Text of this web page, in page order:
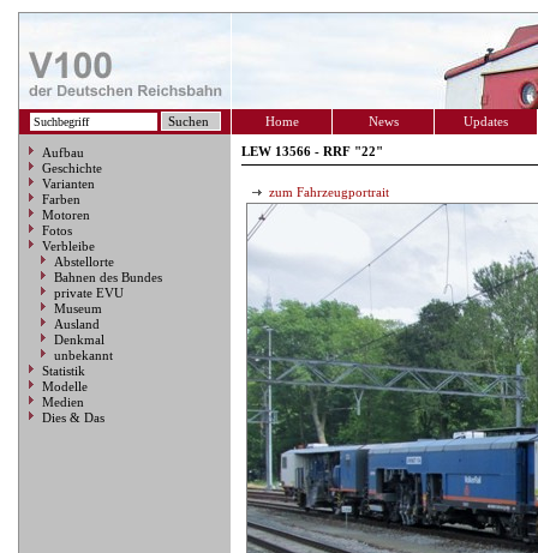
Home News Updates
Aufbau
Geschichte
Varianten
Farben
Motoren
Fotos
Verbleibe
Abstellorte
Bahnen des Bundes
private EVU
Museum
Ausland
Denkmal
unbekannt
Statistik
Modelle
Medien
Dies & Das
LEW 13566 - RRF "22"
zum Fahrzeugportrait